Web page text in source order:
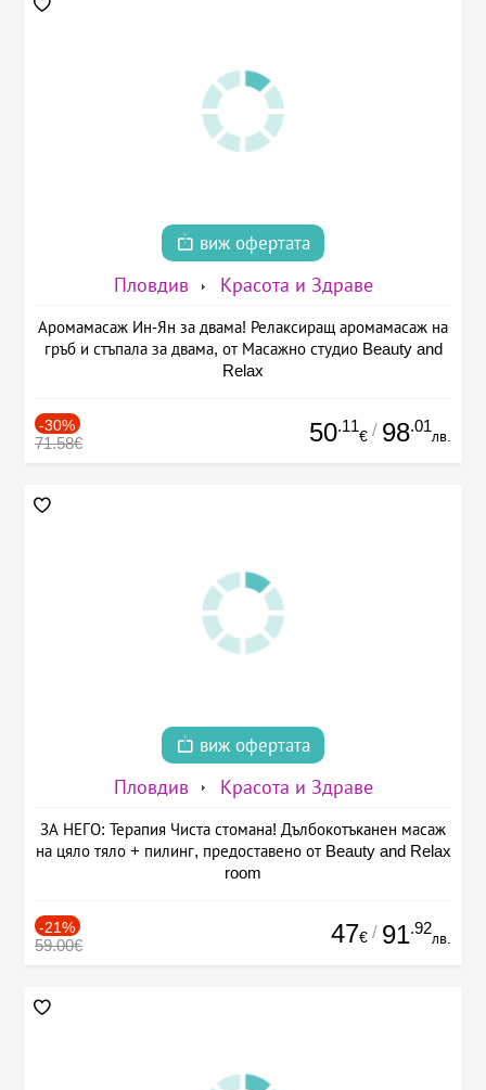
виж офертата
Пловдив Красота и Здраве
Аромамасаж Ин-Ян за двама! Релаксиращ аромамасаж на
гръб и стъпала за двама, от Масажно студио Beauty and
Relax
-30%
71.58€ 50.11
€ / 98.01
лв.
виж офертата
Пловдив Красота и Здраве
ЗА НЕГО: Терапия Чиста стомана! Дълбокотъканен масаж
на цяло тяло + пилинг, предоставено от Beauty and Relax
room
-21%
59.00€ 47€ / 91.92
лв.